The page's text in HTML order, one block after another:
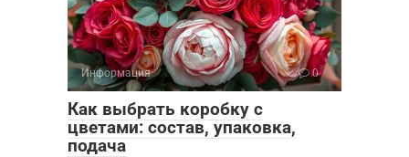
Информация 0
Как выбрать коробку с
цветами: состав, упаковка,
подача